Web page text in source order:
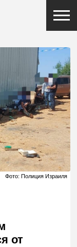
Фото: Полиция Израиля
от